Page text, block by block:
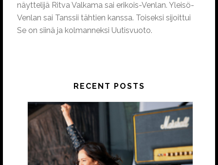
näyttelijä Ritva Valkama sai erikois-Venlan. Yleisö-
Venlan sai Tanssii tähtien kanssa. Toiseksi sijoittui
Se on siinä ja kolmanneksi Uutisvuoto.
RECENT POSTS